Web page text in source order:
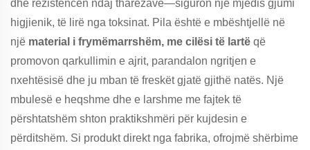
dhe rezistencën ndaj tharëzave—siguron një mjedis gjumi
higjienik, të lirë nga toksinat. Pila është e mbështjellë në
një material i frymëmarrshëm, me cilësi të lartë që
promovon qarkullimin e ajrit, parandalon ngritjen e
nxehtësisë dhe ju mban të freskët gjatë gjithë natës. Një
mbulesë e heqshme dhe e larshme me fajtek të
përshtatshëm shton praktikshmëri për kujdesin e
përditshëm. Si produkt direkt nga fabrika, ofrojmë shërbime